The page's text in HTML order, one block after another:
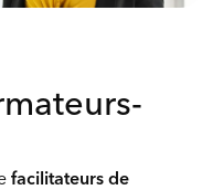
facilitateurs de